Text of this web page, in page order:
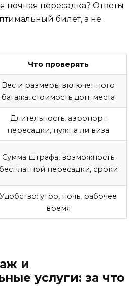
ночная пересадка? Ответы
билет, а не
Что проверять
Вес и размеры включенного
багажа, стоимость доп. места
Длительность, аэропорт
пересадки, нужна ли виза
Сумма штрафа, возможность
бесплатной пересадки, сроки
Удобство: утро, ночь, рабочее
время
и
услуги: за что